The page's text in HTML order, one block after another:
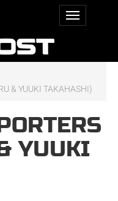
& YUUKI TAKAHASHI)
YUUKI